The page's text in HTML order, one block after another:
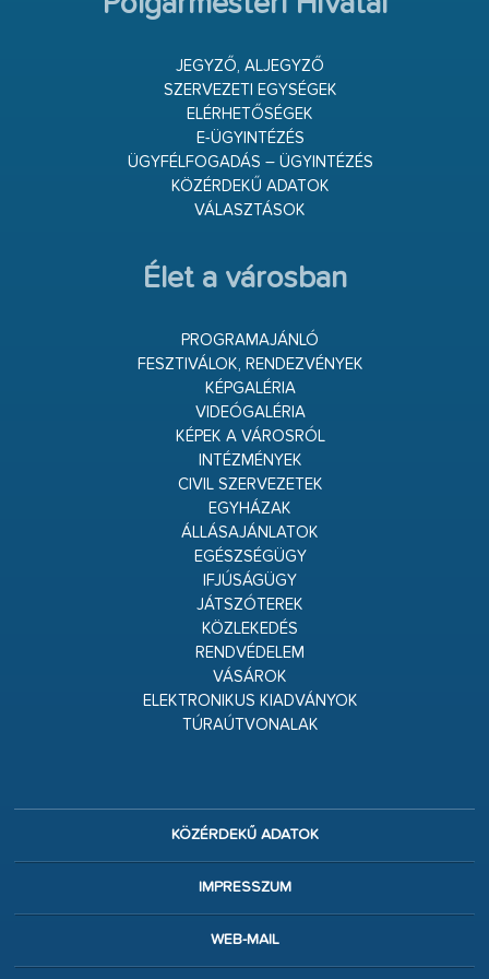
JEGYZŐ, ALJEGYZŐ
SZERVEZETI EGYSÉGEK
ELÉRHETŐSÉGEK
E-ÜGYINTÉZÉS
ÜGYFÉLFOGADÁS – ÜGYINTÉZÉS
KÖZÉRDEKŰ ADATOK
VÁLASZTÁSOK
Élet a városban
PROGRAMAJÁNLÓ
FESZTIVÁLOK, RENDEZVÉNYEK
KÉPGALÉRIA
VIDEÓGALÉRIA
KÉPEK A VÁROSRÓL
INTÉZMÉNYEK
CIVIL SZERVEZETEK
EGYHÁZAK
ÁLLÁSAJÁNLATOK
EGÉSZSÉGÜGY
IFJÚSÁGÜGY
JÁTSZÓTEREK
KÖZLEKEDÉS
RENDVÉDELEM
VÁSÁROK
ELEKTRONIKUS KIADVÁNYOK
TÚRAÚTVONALAK
KÖZÉRDEKŰ ADATOK
IMPRESSZUM
WEB-MAIL